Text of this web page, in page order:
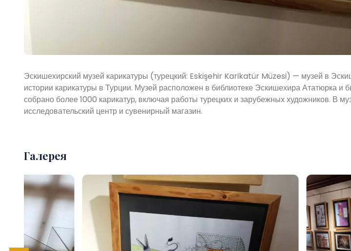
Эскишехирский музей карикатуры (турецкий: Eskişehir Karikatür Müzesi) — музей в
истории карикатуры в Турции. Музей расположен в библиотеке Эскишехира Ататюрка и
собрано более 1000 карикатур, включая работы турецких и зарубежных художников. В
исследовательский центр и сувенирный магазин.
Галерея